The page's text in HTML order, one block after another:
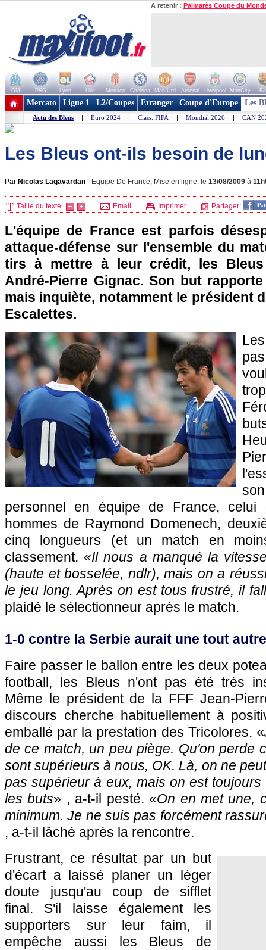
A retenir : Palmarès Coupe du
OM PSG Lyon Lille Monaco Chelsea Man Utd Arsenal Liverpool ManCity
+ de clubs
Mercato Ligue 1 L2/Coupes Etranger Coupe d'Europe Les
Actu des Bleus | Euro 2024 | Class. FIFA | Mondial 2026 | CAN
Les Bleus ont-ils besoin de
Par Nicolas Lagavardan - Equipe De France, Mise en ligne: le 13/08/2009 à
Taille du texte: Email Imprimer Partager:
L'équipe de France est parfois
attaque-défense sur l'ensemble du
tirs à mettre à leur crédit, les Bleus
André-Pierre Gignac. Son but
mais inquiète, notamment le président
Escalettes.
personnel en équipe de France,
hommes de Raymond Domenech,
cinq longueurs (et un match en
classement. «Il nous a manqué la
(haute et bosselée, ndlr), mais on a
le jeu long. Après on est tous frustré, il
plaidé le sélectionneur après le match.
1-0 contre la Serbie aurait une tout
Faire passer le ballon entre les deux
football, les Bleus n'ont pas été très
Même le président de la FFF Jean-
discours cherche habituellement à
emballé par la prestation des Tricolores. «
de ce match, un peu piège. Qu'on perde
sont supérieurs à nous, OK. Là, on ne
pas supérieur à eux, mais on est
les buts» , a-t-il pesté. «On en met une,
minimum. Je ne suis pas forcément
, a-t-il lâché après la rencontre.
Frustrant, ce résultat par un but
d'écart a laissé planer un léger
doute jusqu'au coup de sifflet
final. S'il laisse également les
supporters sur leur faim, il
empêche aussi les Bleus de